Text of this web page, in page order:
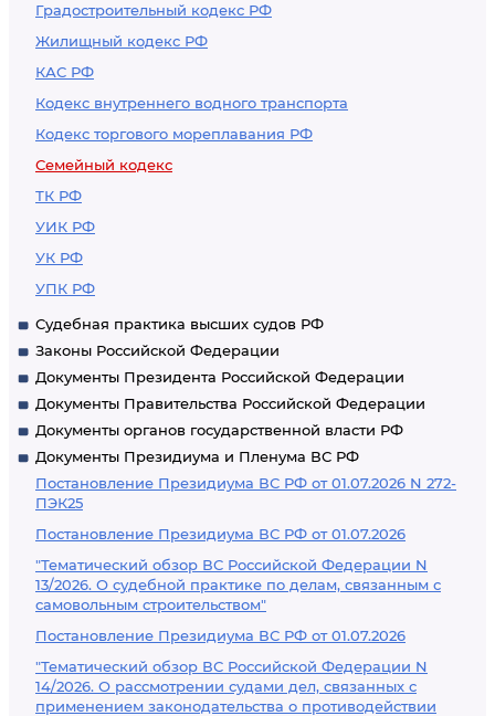
Градостроительный кодекс РФ
Жилищный кодекс РФ
КАС РФ
Кодекс внутреннего водного транспорта
Кодекс торгового мореплавания РФ
Семейный кодекс
ТК РФ
УИК РФ
УК РФ
УПК РФ
Судебная практика высших судов РФ
Законы Российской Федерации
Документы Президента Российской Федерации
Документы Правительства Российской Федерации
Документы органов государственной власти РФ
Документы Президиума и Пленума ВС РФ
Постановление Президиума ВС РФ от 01.07.2026 N 272-
ПЭК25
Постановление Президиума ВС РФ от 01.07.2026
"Тематический обзор ВС Российской Федерации N
13/2026. О судебной практике по делам, связанным с
самовольным строительством"
Постановление Президиума ВС РФ от 01.07.2026
"Тематический обзор ВС Российской Федерации N
14/2026. О рассмотрении судами дел, связанных с
применением законодательства о противодействии